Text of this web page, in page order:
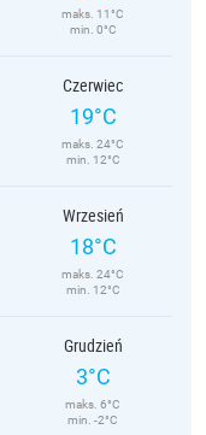
maks. 11°C
min. 0°C
Czerwiec
19°C
maks. 24°C
min. 12°C
Wrzesień
18°C
maks. 24°C
min. 12°C
Grudzień
3°C
maks. 6°C
min. -2°C